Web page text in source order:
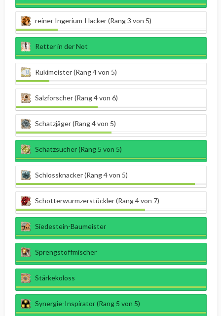
reiner Ingerium-Hacker (Rang 3 von 5)
Retter in der Not
Rukimeister (Rang 4 von 5)
Salzforscher (Rang 4 von 6)
Schatzjäger (Rang 4 von 5)
Schatzsucher (Rang 5 von 5)
Schlossknacker (Rang 4 von 5)
Schotterwurmzerstückler (Rang 4 von 7)
Siedestein-Baumeister
Sprengstoffmischer
Stärkekoloss
Synergie-Inspirator (Rang 5 von 5)